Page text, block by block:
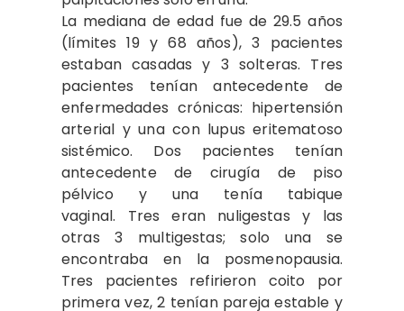
La mediana de edad fue de 29.5 años
(límites 19 y 68 años), 3 pacientes
estaban casadas y 3 solteras. Tres
pacientes tenían antecedente de
enfermedades crónicas: hipertensión
arterial y una con lupus eritematoso
sistémico. Dos pacientes tenían
antecedente de cirugía de piso
pélvico y una tenía tabique
vaginal. Tres eran nuligestas y las
otras 3 multigestas; solo una se
encontraba en la posmenopausia.
Tres pacientes refirieron coito por
primera vez, 2 tenían pareja estable y